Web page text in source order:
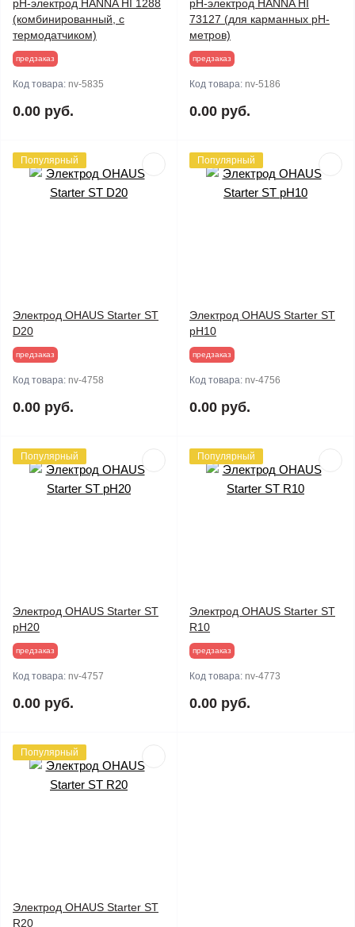
pH-электрод HANNA HI 1288
(комбинированный, с
термодатчиком)
предзаказ
Код товара: nv-5835
0.00 руб.
pH-электрод HANNA HI
73127 (для карманных pH-
метров)
предзаказ
Код товара: nv-5186
0.00 руб.
Популярный
Электрод OHAUS Starter ST
D20
предзаказ
Код товара: nv-4758
0.00 руб.
Популярный
Электрод OHAUS Starter ST
pH10
предзаказ
Код товара: nv-4756
0.00 руб.
Популярный
Электрод OHAUS Starter ST
pH20
предзаказ
Код товара: nv-4757
0.00 руб.
Популярный
Электрод OHAUS Starter ST
R10
предзаказ
Код товара: nv-4773
0.00 руб.
Популярный
Электрод OHAUS Starter ST
R20